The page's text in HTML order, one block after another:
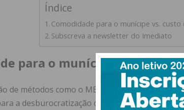
Índice
Comodidade para o munícipe vs. custo
Subscreva a newsletter do Imediato
para o munícipe vs. custo
de métodos como o MB WAY e pagamentos
a desburocratização dos serviços públicos,